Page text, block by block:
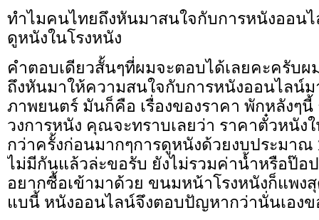
ทำไมคนไทยถึงหันมาสนใจกับการหนังออน
ดูหนังในโรงหนัง
คำตอบเดียวสั้นๆที่ผมจะตอบได้เลยคะครับ
ถึงหันมาให้ความสนใจกับการหนังออนไลน์ม
ภาพยนตร์ มันก็คือ เรื่องของราคา พักหลังๆ
วงการหนัง คุณจะทราบเลยว่า ราคาตั๋วหนั
กว่าครั้งก่อนมากๆการดูหนังด้วยงบประมาณ
ไม่มีกันแล้วล่ะขอรับ ยังไม่รวมค่าน้ำหรือป๊
อยากซื้อเข้ามาด้วย ขนมหน้าโรงหนังก็แพง
แบนี้ หนังออนไลน์จึงตอบปัญหากว่านั่นเองข